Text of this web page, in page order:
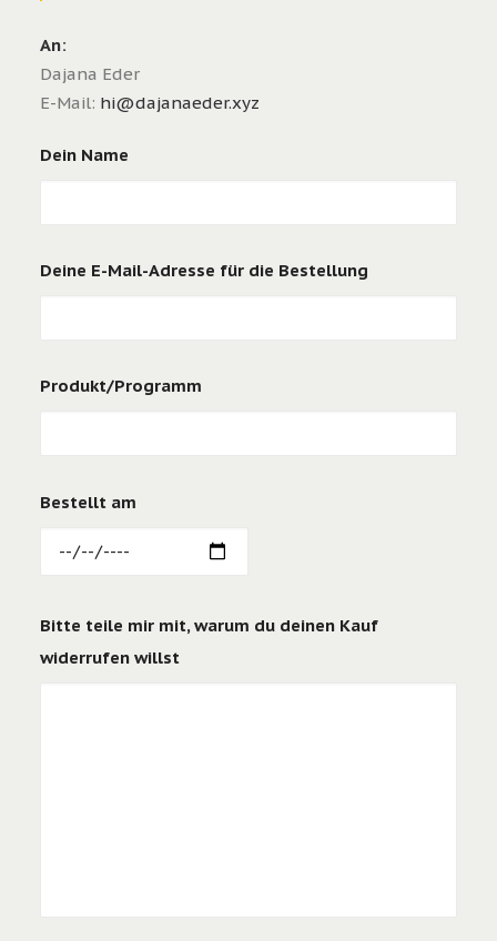
An:
Dajana Eder
E-Mail: hi@dajanaeder.xyz
Dein Name
Deine E-Mail-Adresse für die Bestellung
Produkt/Programm
Bestellt am
Bitte teile mir mit, warum du deinen Kauf
widerrufen willst